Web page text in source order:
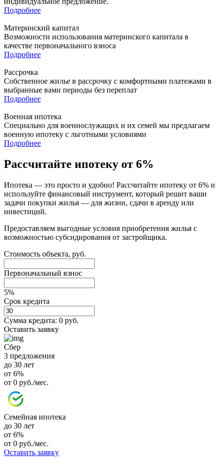
Подробнее
Материнский капитал
Возможности использования материнского капитала в
качестве первоначального взноса
Подробнее
Рассрочка
Собственное жилье в рассрочку с комфортными платежами в
выбранные вами периоды без переплат
Подробнее
Военная ипотека
Специально для военнослужащих и их семей мы предлагаем
военную ипотеку с льготными условиями
Подробнее
Рассчитайте ипотеку от 6%
Ипотека — это просто и удобно! Рассчитайте ипотеку от 6% и
используйте финансовый инструмент, который решит ваши
задачи покупки жилья — для жизни, сдачи в аренду или
инвестиций.
Предоставляем выгодные условия приобретения жилья с
возможностью субсидирования от застройщика.
Стоимость объекта, руб.
Первоначальный взнос
5%
Срок кредита
Сумма кредита: 0 руб.
Оставить заявку
Сбер
3 предложения
до 30 лет
от 6%
от 0 руб./мес.
Семейная ипотека
до 30 лет
от 6%
от 0 руб./мес.
Оставить заявку